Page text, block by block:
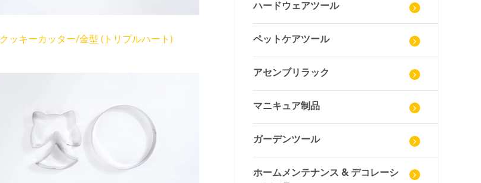
クッキーカッター/金型 (トリプルハート)
ハードウェアツール
ペットケアツール
アセンブリラック
マニキュア制品
ガーデンツール
ホームメンテナンス & デコレーシ